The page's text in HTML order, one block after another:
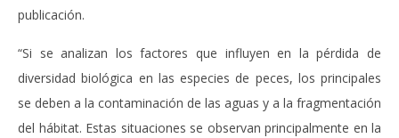
publicación.
“Si se analizan los factores que influyen en la pérdida de
diversidad biológica en las especies de peces, los principales
se deben a la contaminación de las aguas y a la fragmentación
del hábitat. Estas situaciones se observan principalmente en la